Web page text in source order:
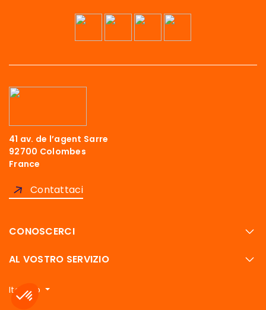
41 av. de l’agent Sarre
92700 Colombes
France
Contattaci
CONOSCERCI
AL VOSTRO SERVIZIO
Italiano